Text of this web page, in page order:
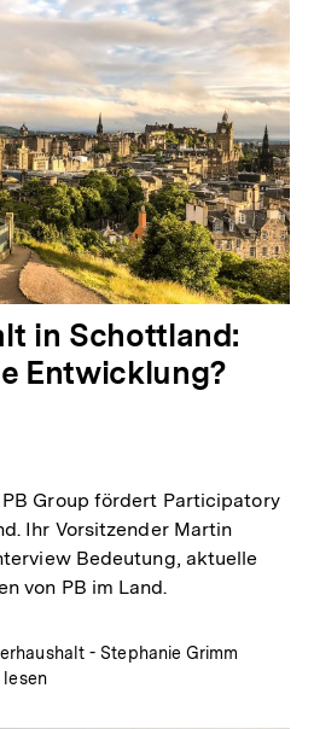
in Schottland:
Entwicklung?
Group fördert Participatory
Ihr Vorsitzender Martin
Bedeutung, aktuelle
von PB im Land.
- Stephanie Grimm